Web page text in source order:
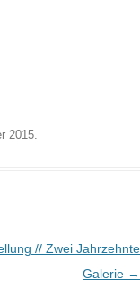
2015.
// Zwei Jahrzehnte
Galerie →